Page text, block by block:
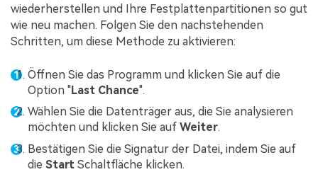
wiederherstellen und Ihre Festplattenpartitionen so gut
wie neu machen. Folgen Sie den nachstehenden
Schritten, um diese Methode zu aktivieren:
Öffnen Sie das Programm und klicken Sie auf die
Option "Last Chance".
Wählen Sie die Datenträger aus, die Sie analysieren
möchten und klicken Sie auf Weiter.
Bestätigen Sie die Signatur der Datei, indem Sie auf
die Start Schaltfläche klicken.